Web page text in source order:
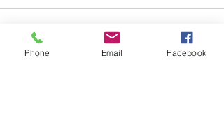
Phone Email Facebook